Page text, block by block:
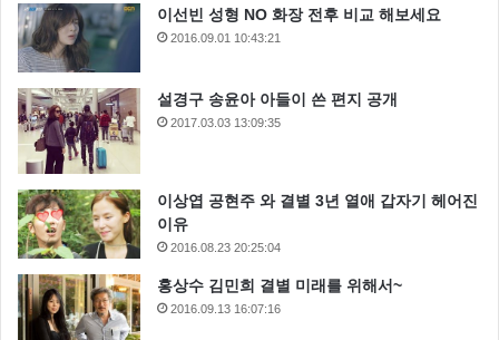
이선빈 성형 NO 화장 전후 비교 해보세요
2016.09.01 10:43:21
설경구 송윤아 아들이 쓴 편지 공개
2017.03.03 13:09:35
이상엽 공현주 와 결별 3년 열애 갑자기 헤어진
이유
2016.08.23 20:25:04
홍상수 김민희 결별 미래를 위해서~
2016.09.13 16:07:16